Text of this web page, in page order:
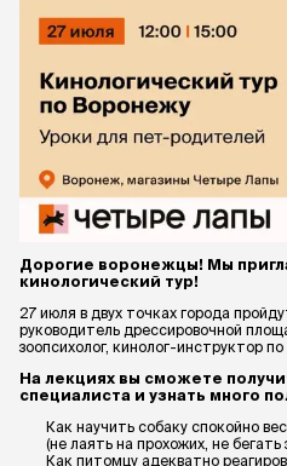
Дорогие воронежцы! Мы
кинологический тур!
27 июля в двух точках города
руководитель дрессировочной
зоопсихолог, кинолог-инструктор по
На лекциях вы сможете
специалиста и узнать много
Как научить собаку спокойно
(не лаять на прохожих, не бегать
Как питомцу адекватно